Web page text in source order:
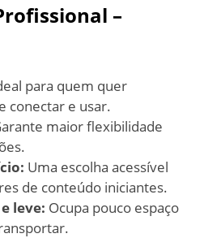
–
para quem quer
conectar e usar.
maior flexibilidade
Uma escolha acessível
de conteúdo iniciantes.
leve: Ocupa pouco espaço